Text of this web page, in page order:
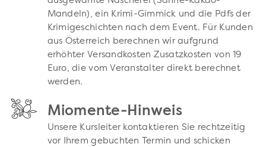
Mandeln), ein Krimi-Gimmick und die Pdfs der
Krimigeschichten nach dem Event. Für Kunden
aus Österreich berechnen wir aufgrund
erhöhter Versandkosten Zusatzkosten von 19
Euro, die vom Veranstalter direkt berechnet
werden.
Miomente-Hinweis
Unsere Kursleiter kontaktieren Sie rechtzeitig
vor Ihrem gebuchten Termin und schicken